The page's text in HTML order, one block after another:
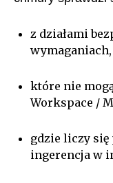
z działami
wymaganiach,
które nie
Workspace /
gdzie liczy
ingerencja w